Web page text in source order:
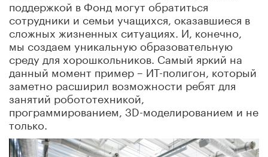
поддержкой в Фонд могут обратиться
сотрудники и семьи учащихся, оказавшиеся в
сложных жизненных ситуациях. И, конечно,
мы создаем уникальную образовательную
среду для хорошкольников. Самый яркий на
данный момент пример – ИТ-полигон, который
заметно расширил возможности ребят для
занятий робототехникой,
программированием, 3D-моделированием и не
только.